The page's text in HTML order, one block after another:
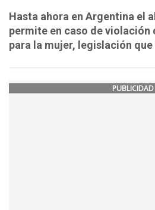
Hasta ahora en Argentina el
permite en caso de violación
para la mujer, legislación
PUBLICIDAD